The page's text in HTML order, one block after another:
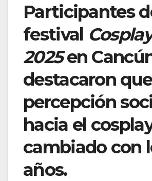
Participantes
festival
2025en
destacaron
percepción
hacia el
cambiado con
años.